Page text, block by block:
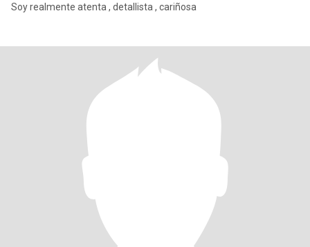
Soy realmente atenta , detallista , cariñosa